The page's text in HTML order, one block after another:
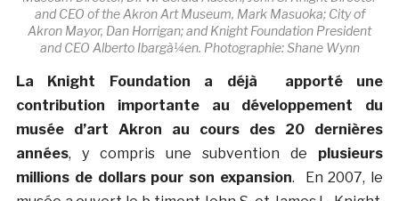
and CEO of the Akron Art Museum, Mark Masuoka; City of
Akron Mayor, Dan Horrigan; and Knight Foundation President
and CEO Alberto Ibargà¼en. Photographie: Shane Wynn
La Knight Foundation a déjà apporté une
contribution importante au développement du
musée d’art Akron au cours des 20 dernières
années, y compris une subvention de plusieurs
millions de dollars pour son expansion. En 2007, le